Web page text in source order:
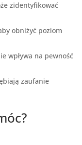
zidentyfikować
obniżyć poziom
wpływa na pewność
zaufanie